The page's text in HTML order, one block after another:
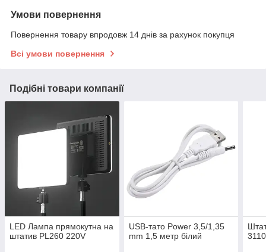
Умови повернення
Повернення товару впродовж 14 днів за рахунок покупця
Всі умови повернення
Подібні товари компанії
LED Лампа прямокутна на
штатив PL260 220V
USB-тато Power 3,5/1,35
mm 1,5 метр білий